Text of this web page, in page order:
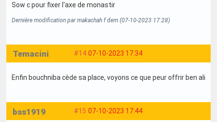
Sow c pour fixer l'axe de monastir
Dernière modification par makachah f dem (07-10-2023 17:28)
#14 07-10-2023 17:34
Temacini
Enfin bouchniba cède sa place, voyons ce que peur offrir ben ali
#15 07-10-2023 17:44
bss1919